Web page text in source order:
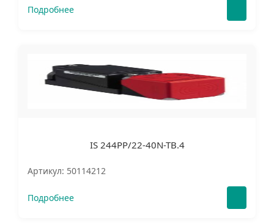
Подробнее
IS 244PP/22-40N-TB.4
Артикул: 50114212
Подробнее